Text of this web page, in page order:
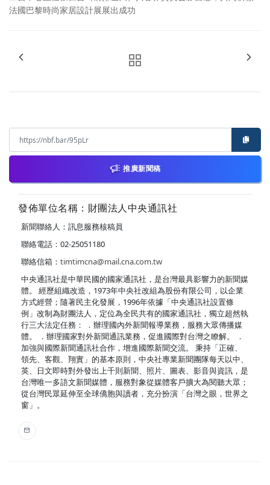
法國巴黎時尚家居設計展展出成功
推廣新聞稿
發佈單位名稱：財團法人中央通訊社
新聞聯絡人：訊息服務核稿員
聯絡電話：02-25051180
聯絡信箱： timtimcna@mail.cna.com.tw
中央通訊社是中華民國的國家通訊社，是台灣最具影響力的新聞媒
體。 經歷組織改造，1973年中央社改組為股份有限公司，以企業
方式經營；隨著民主化發展，1996年依據「中央通訊社設置條
例」改制為財團法人，定位為全民共有的國家通訊社，獨立超然執
行三大法定任務： ．辦理國內外新聞報導業務，服務大眾傳播媒
體。 ．辦理國家對外新聞通訊業務，促進國際對台灣之瞭解。 ．
加強與國際新聞通訊社合作，增進國際新聞交流。 秉持「正確、
領先、客觀、翔實」的基本原則，中央社專業新聞團隊每天以中、
英、日文即時對外發出上千則新聞、照片、圖表、影音與資訊，是
台灣唯一多語文新聞媒體，服務對象從媒體客戶擴大為閱聽大眾；
從台灣民眾延伸至全球僑胞與讀者，充分扮演「台灣之眼，世界之
窗」。